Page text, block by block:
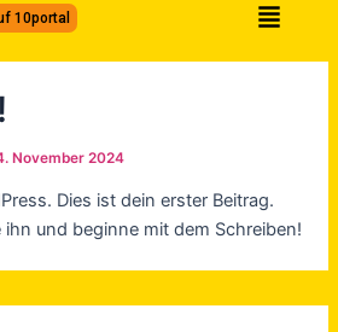
10portal
November 2024
Dies ist dein erster Beitrag.
ihn und beginne mit dem Schreiben!